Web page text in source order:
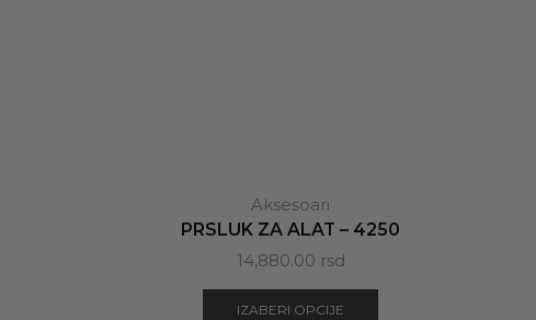
Aksesoari
PRSLUK ZA ALAT – 4250
14,880.00 rsd
IZABERI OPCIJE